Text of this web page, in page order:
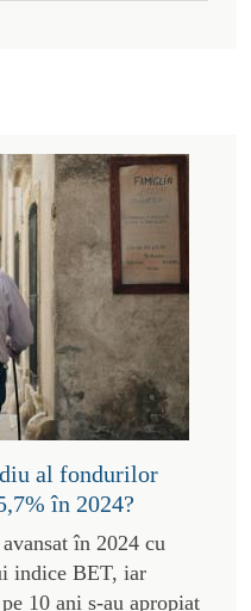
al fondurilor
în 2024?
în 2024 cu
indice BET, iar
10 ani s-au apropiat